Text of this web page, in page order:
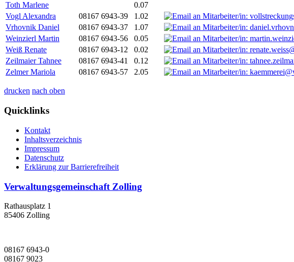
Toth Marlene
0.07
Vogl Alexandra
08167 6943-39 1.02
Vrhovnik Daniel
08167 6943-37 1.07
Weinzierl Martin
08167 6943-56 0.05
Weiß Renate
08167 6943-12 0.02
Zeilmaier Tahnee
08167 6943-41 0.12
Zelmer Mariola
08167 6943-57 2.05
drucken nach oben
Quicklinks
Kontakt
Inhaltsverzeichnis
Impressum
Datenschutz
Erklärung zur Barrierefreiheit
Verwaltungsgemeinschaft Zolling
Rathausplatz 1
85406 Zolling
08167 6943-0
08167 9023